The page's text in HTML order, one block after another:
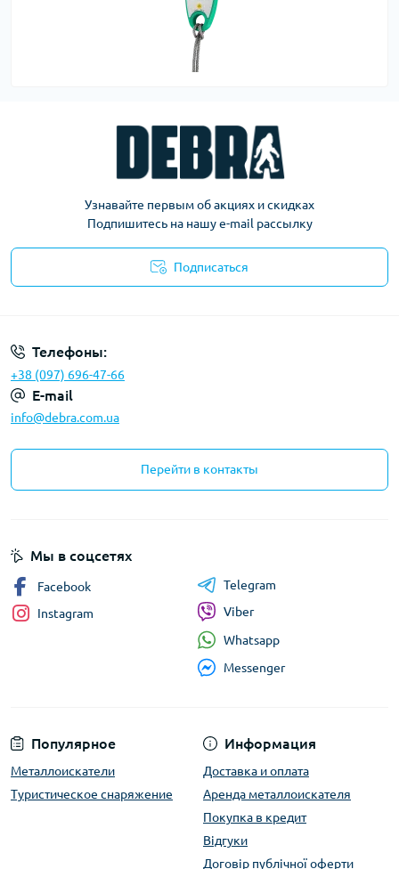
Узнавайте первым об акциях и скидках
Подпишитесь на нашу e-mail рассылку
Подписаться
Телефоны:
+38 (097) 696-47-66
E-mail
info@debra.com.ua
Перейти в контакты
Популярное
Металлоискатели
Туристическое снаряжение
Информация
Доставка и оплата
Аренда металлоискателя
Покупка в кредит
Відгуки
Договір публічної оферти
Мы в соцсетях
Facebook
Instagram
Telegram
Viber
Whatsapp
Messenger